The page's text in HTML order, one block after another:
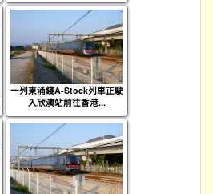
一列東涌綫A-Stock列車正駛
入欣澳站前往香港...